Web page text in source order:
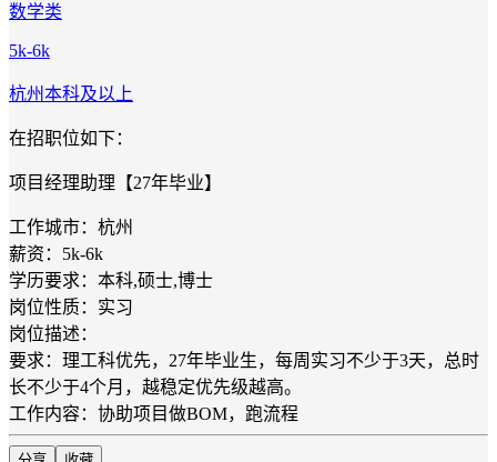
数学类
5k-6k
杭州本科及以上
在招职位如下：
项目经理助理【27年毕业】
工作城市：杭州
薪资：5k-6k
学历要求：本科,硕士,博士
岗位性质：实习
岗位描述：
要求：理工科优先，27年毕业生，每周实习不少于3天，总时
长不少于4个月，越稳定优先级越高。
工作内容：协助项目做BOM，跑流程